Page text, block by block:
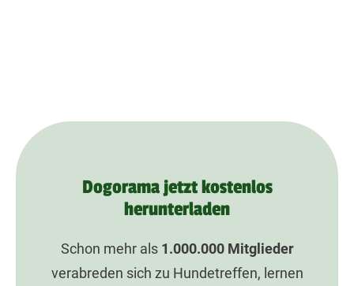
Dogorama jetzt kostenlos
herunterladen
Schon mehr als 1.000.000Mitglieder
verabreden sich zu Hundetreffen, lernen